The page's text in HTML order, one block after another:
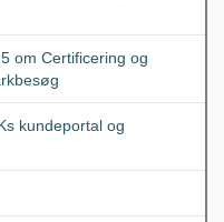
om Certificering og
kundeportal og